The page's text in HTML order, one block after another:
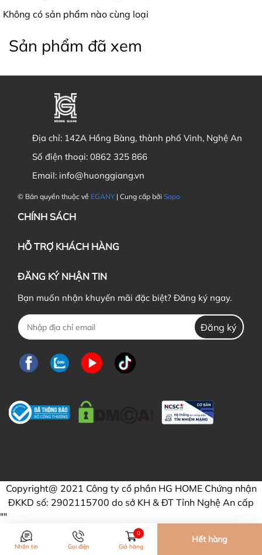
Không có sản phẩm nào cùng loại
Sản phẩm đã xem
Địa chỉ: 142A Hồng Bàng, thành phố Vinh, Nghệ An
Số điện thoại: 0862 325 866
Email: info@huonggiang.vn
© Bản quyền thuộc về EGANY | Cung cấp bởi Sapo
CHÍNH SÁCH
HỖ TRỢ KHÁCH HÀNG
ĐĂNG KÝ NHẬN TIN
Bạn muốn nhận khuyến mãi đặc biệt? Đăng ký ngay.
Đăng ký
Copyright@ 2021 Công ty cổ phần HG HOME Chứng nhận
ĐKKD số: 2902115700 do sở KH & ĐT Tỉnh Nghệ An cấp
""
Nhắn tin Gọi điện
0
Giỏ hàng
Hết hàng